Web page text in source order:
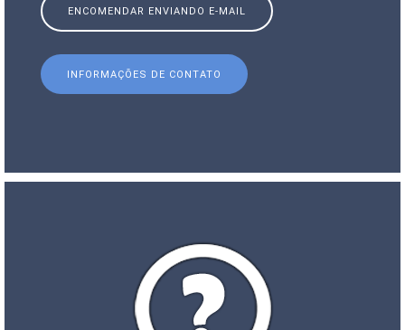
ENCOMENDAR ENVIANDO E-MAIL
INFORMAÇÕES DE CONTATO